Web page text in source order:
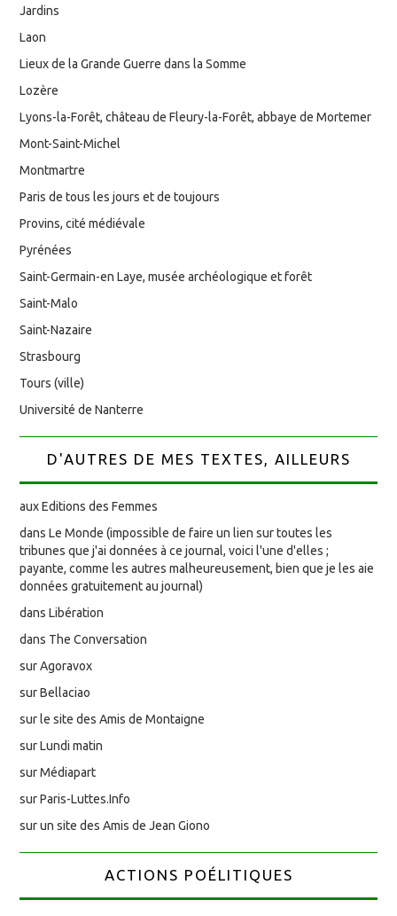
Jardins
Laon
Lieux de la Grande Guerre dans la Somme
Lozère
Lyons-la-Forêt, château de Fleury-la-Forêt, abbaye de Mortemer
Mont-Saint-Michel
Montmartre
Paris de tous les jours et de toujours
Provins, cité médiévale
Pyrénées
Saint-Germain-en Laye, musée archéologique et forêt
Saint-Malo
Saint-Nazaire
Strasbourg
Tours (ville)
Université de Nanterre
D'AUTRES DE MES TEXTES, AILLEURS
aux Editions des Femmes
dans Le Monde (impossible de faire un lien sur toutes les
tribunes que j'ai données à ce journal, voici l'une d'elles ;
payante, comme les autres malheureusement, bien que je les aie
données gratuitement au journal)
dans Libération
dans The Conversation
sur Agoravox
sur Bellaciao
sur le site des Amis de Montaigne
sur Lundi matin
sur Médiapart
sur Paris-Luttes.Info
sur un site des Amis de Jean Giono
ACTIONS POÉLITIQUES